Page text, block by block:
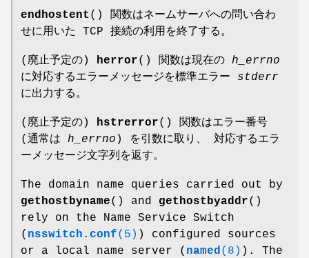
endhostent () 関数はネームサーバへの問い合わ
せに用いた TCP 接続の利用を終了する。
(廃止予定の) herror() 関数は現在の h_errno
に対応するエラーメッセージを標準エラー stderr
に出力する。
(廃止予定の) hstrerror() 関数はエラー番号
(通常は h_errno ) を引数に取り、 対応するエラ
ーメッセージ文字列を返す。
The domain name queries carried out by
gethostbyname() and gethostbyaddr()
rely on the Name Service Switch
( nsswitch.conf(5) ) configured sources
or a local name server ( named (8) ). The